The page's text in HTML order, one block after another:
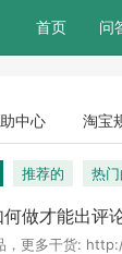
首页 问
中心 淘宝
推荐的 热门
做才能出评
，更多干货: